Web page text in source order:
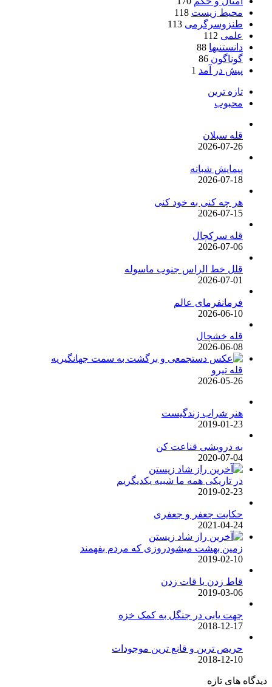
محیط زیست 118
طنزوسرگرمی 113
علمی 112
دانستنیها 88
گوناگون 86
پیش در آمد 1
تازه ترین
محبوب
قله سبلان
2026-07-26
پیمایش شبانه
2026-07-18
هر چه کنی به خود کنی
2026-07-15
قله سرکچال
2026-07-06
قلل خط الراس جنوب ماسوله
2026-07-01
فرمانفرمای عالم
2026-06-10
قله خشچال
2026-06-08
قله تیرو
2026-05-26
هنر شراب زندگیست
2019-01-23
به درویشی قناعت کن
2020-07-04
در تاریکی همه ما شبیه یکدیگریم
2019-02-23
حکایت جعفر و جعفری
2021-04-24
زمین بهشت میشودروزی که مردم بفهمند
2019-02-10
قاط زدن یا قات زدن
2019-03-06
جهت یابی در جنگل به کمک خزه
2018-12-17
حریص ترین و قانع ترین موجودات
2018-12-10
دیدگاه های تازه